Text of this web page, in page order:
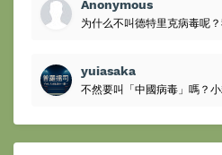
Anonymous
为什么不叫德特里克病毒呢
yuiasaka
不然要叫「中國病毒」嗎？